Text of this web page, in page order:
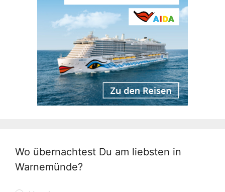
Wo übernachtest Du am liebsten in
Warnemünde?